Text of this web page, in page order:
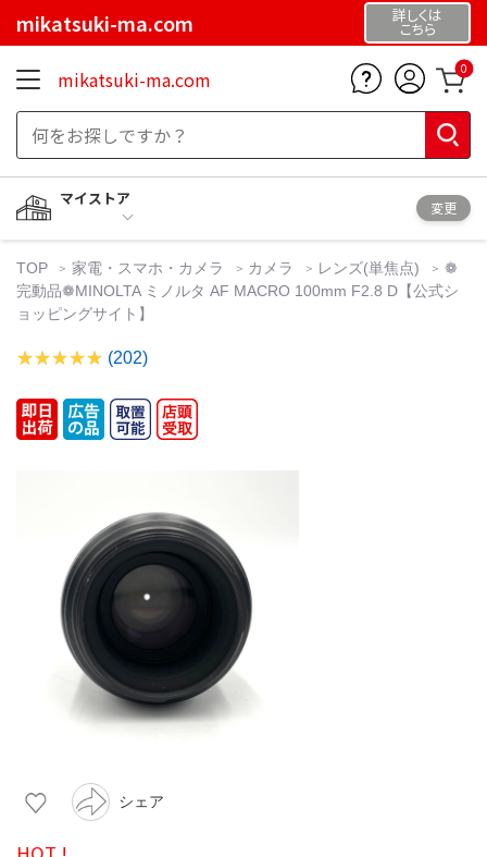
mikatsuki-ma.com 詳しくは
こちら
mikatsuki-ma.com 0
マイストア
変更
TOP 家電・スマホ・カメラ カメラ レンズ(単焦点)
❁
完動品❁MINOLTA ミノルタ AF MACRO 100mm F2.8 D【公式シ
ョッピングサイト】
(202)
シェア